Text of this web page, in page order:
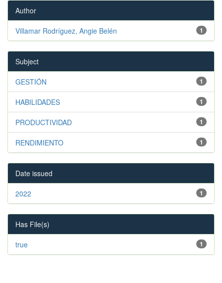
Author
1
Villamar Rodríguez, Angie Belén
Subject
1
GESTIÓN
1
HABILIDADES
1
PRODUCTIVIDAD
1
RENDIMIENTO
Date issued
1
2022
Has File(s)
1
true